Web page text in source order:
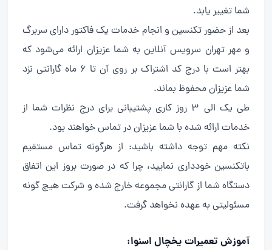
شما تغییر یابد.
بعد از حضور تکنسین و انجام خدمات یک فاکتور دارای سربرگ
و مهر تهران سرویس آنلاین به شما عزیزان ارائه می‌شود که
بهتر است با درج کد اشتراک بر روی آن تا ۶ ماه گارانتی نزد
شما عزیزان محفوظ بماند.
طی یک الی ۳ روز کاری پشتیبانی برای درج نظرات شما از
خدمات ارائه شده با شما عزیزان در تماس خواهند بود.
نکته مهم توجه داشته باشید: از هرگونه تماس مستقیم
باتکنسین خودداری نمایید، چرا که در صورت بروز این اتفاق
دستگاه شما از گارانتی مجموعه خارج شده و شرکت هیچ گونه
مسئولیتی به عهده نخواهد گرفت.
آموزش تعمیرات یخچال اسنوا: